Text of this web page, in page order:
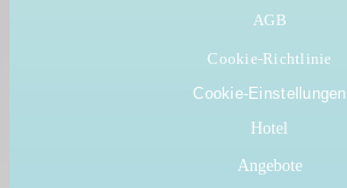
Hotel
Angebote
AGB
Cookie-Richtlinie
Cookie-Einstellungen